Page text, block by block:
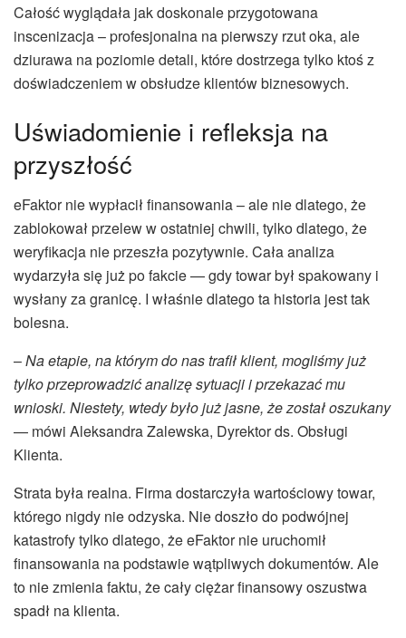
Całość wyglądała jak doskonale przygotowana
inscenizacja – profesjonalna na pierwszy rzut oka, ale
dziurawa na poziomie detali, które dostrzega tylko ktoś z
doświadczeniem w obsłudze klientów biznesowych.
Uświadomienie i refleksja na
przyszłość
eFaktor nie wypłacił finansowania – ale nie dlatego, że
zablokował przelew w ostatniej chwili, tylko dlatego, że
weryfikacja nie przeszła pozytywnie. Cała analiza
wydarzyła się już po fakcie — gdy towar był spakowany i
wysłany za granicę. I właśnie dlatego ta historia jest tak
bolesna.
–Na etapie, na którym do nas trafił klient, mogliśmy już
tylko przeprowadzić analizę sytuacji i przekazać mu
wnioski. Niestety, wtedy było już jasne, że został oszukany
— mówi Aleksandra Zalewska, Dyrektor ds. Obsługi
Klienta.
Strata była realna. Firma dostarczyła wartościowy towar,
którego nigdy nie odzyska. Nie doszło do podwójnej
katastrofy tylko dlatego, że eFaktor nie uruchomił
finansowania na podstawie wątpliwych dokumentów. Ale
to nie zmienia faktu, że cały ciężar finansowy oszustwa
spadł na klienta.